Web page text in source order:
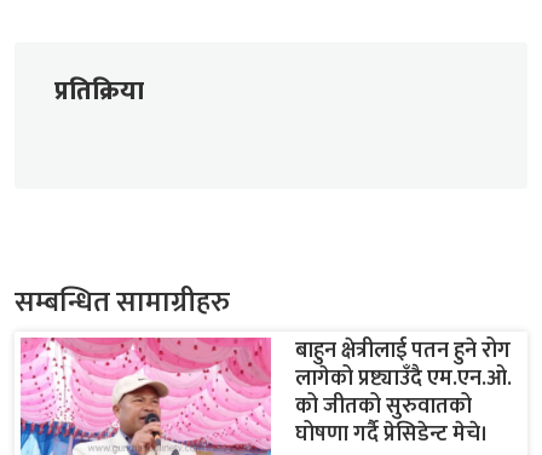
प्रतिक्रिया
सम्बन्धित सामाग्रीहरु
बाहुन क्षेत्रीलाई पतन हुने रोग
लागेको प्रष्ट्याउँदै एम.एन.ओ.
को जीतको सुरुवातको
घोषणा गर्दै प्रेसिडेन्ट मेचे।